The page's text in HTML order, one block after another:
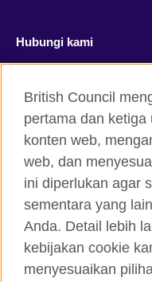
Hubungi kami
Twitter
British Council global
Kerahasiaan dan
Cookie
Peta situs
British Council
pertama dan ketiga
konten web,
web, dan
ini diperlukan agar
sementara yang
Anda. Detail lebih
kebijakan cookie
menyesuaikan